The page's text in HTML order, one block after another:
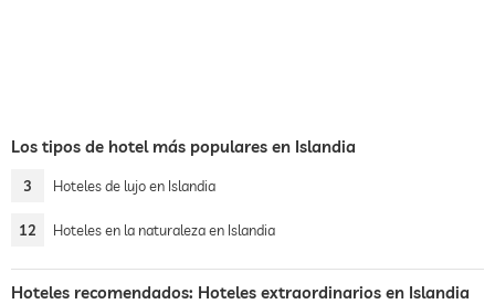
Los tipos de hotel más populares en Islandia
3 Hoteles de lujo en Islandia
12 Hoteles en la naturaleza en Islandia
Hoteles recomendados: Hoteles extraordinarios en Islandia